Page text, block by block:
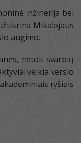
inžinerija bei
Mikalojaus
augimo.
netoli svarbių
veikia verslo
ryšiais